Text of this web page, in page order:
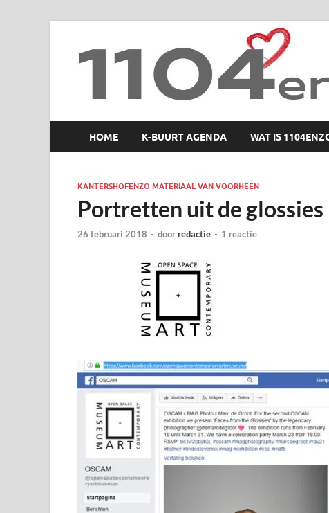
1104 en zo
HOME K-BUURT AGENDA WAT IS
KANTERSHOFENZO MATERIAAL VAN VOORHEEN
Portretten uit de glossies
26 februari 2018 - doorredactie - 1 reactie